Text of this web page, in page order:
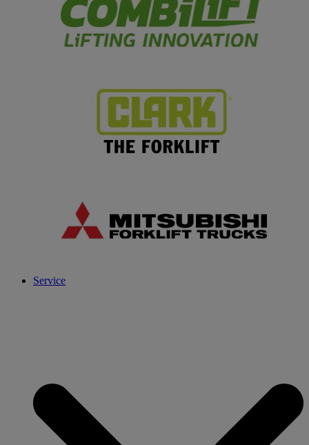
Service